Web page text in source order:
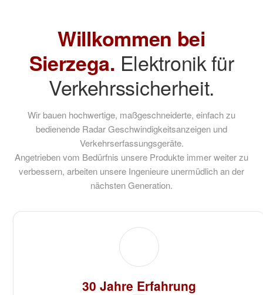
Willkommen bei
Sierzega. Elektronik für
Verkehrssicherheit.
Wir bauen hochwertige, maßgeschneiderte, einfach zu
bedienende Radar Geschwindigkeitsanzeigen und
Verkehrserfassungsgeräte.
Angetrieben vom Bedürfnis unsere Produkte immer weiter zu
verbessern, arbeiten unsere Ingenieure unermüdlich an der
nächsten Generation.
30 Jahre Erfahrung